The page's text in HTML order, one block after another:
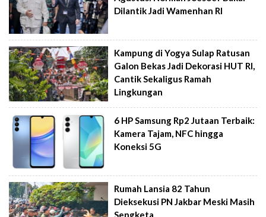
Dilantik Jadi Wamenhan RI
Kampung di Yogya Sulap Ratusan
Galon Bekas Jadi Dekorasi HUT RI,
Cantik Sekaligus Ramah
Lingkungan
6 HP Samsung Rp2 Jutaan Terbaik:
Kamera Tajam, NFC hingga
Koneksi 5G
Rumah Lansia 82 Tahun
Dieksekusi PN Jakbar Meski Masih
Sengketa